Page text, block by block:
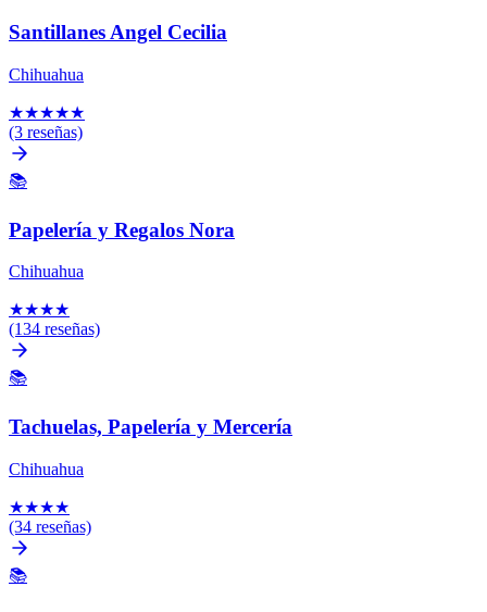
Santillanes Angel Cecilia
Chihuahua
★★★★★
(3 reseñas)
📚
Papelería y Regalos Nora
Chihuahua
★★★★
(134 reseñas)
📚
Tachuelas, Papelería y Mercería
Chihuahua
★★★★
(34 reseñas)
📚